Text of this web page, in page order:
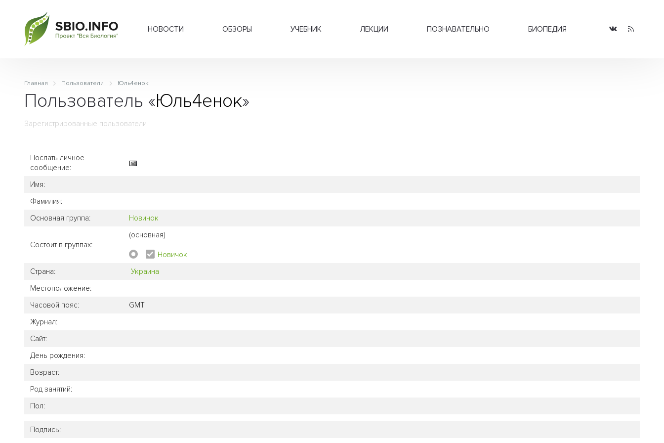
НОВОСТИ ОБЗОРЫ УЧЕБНИК ЛЕКЦИИ ПОЗНАВАТЕЛЬНО БИОПЕДИЯ
Главная Пользователи Юль4енок
Пользователь «Юль4енок»
Зарегистрированные пользователи
Послать личное
сообщение:
Имя:
Фамилия:
Основная группа:
Новичок
Состоит в группах:
(основная)
Новичок
Страна:
Украина
Местоположение:
Часовой пояс:
GMT
Журнал:
Сайт:
День рождения:
Возраст:
Род занятий:
Пол:
Подпись: